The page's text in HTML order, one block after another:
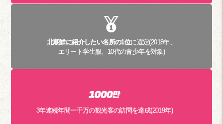
北朝鮮に紹介したい名所の1位に選定(2018年、
エリート学生服、10代の青少年を対象)
3年連続年間一千万の観光客の訪問を達成(2019年)